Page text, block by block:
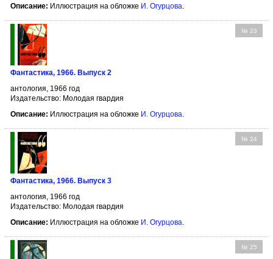
Описание: Иллюстрация на обложке И. Огурцова.
№ 23
Фантастика, 1966. Выпуск 2
антология, 1966 год
Издательство: Молодая гвардия
Описание: Иллюстрация на обложке И. Огурцова
№ 24
Фантастика, 1966. Выпуск 3
антология, 1966 год
Издательство: Молодая гвардия
Описание: Иллюстрация на обложке И. Огурцова
№ 25